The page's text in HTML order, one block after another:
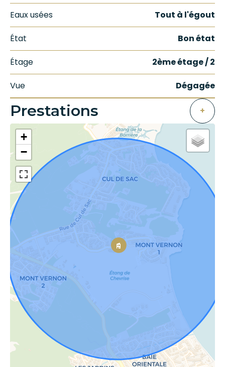
Eaux usées Tout à l'égout
État Bon état
Étage 2ème étage / 2
Vue Dégagée
Prestations +
+
−